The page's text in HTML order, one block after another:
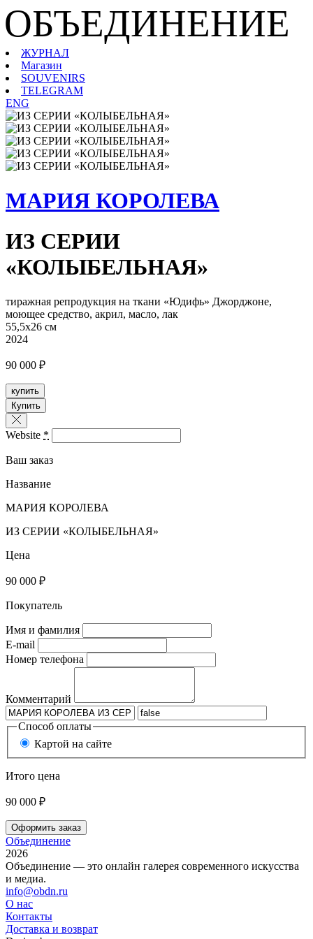
ОБЪЕДИНЕНИЕ
ЖУРНАЛ
Магазин
SOUVENIRS
TELEGRAM
ENG
МАРИЯ КОРОЛЕВА
ИЗ СЕРИИ
«КОЛЫБЕЛЬНАЯ»
тиражная репродукция на ткани «Юдифь» Джорджоне,
моющее средство, акрил, масло, лак
55,5х26 см
2024
90 000 ₽
купить
Купить
Website *
Ваш заказ
Название
МАРИЯ КОРОЛЕВА
ИЗ СЕРИИ «КОЛЫБЕЛЬНАЯ»
Цена
90 000 ₽
Покупатель
Имя и фамилия
E-mail
Номер телефона
Комментарий
Способ оплаты
Картой на сайте
Итого цена
90 000 ₽
Оформить заказ
Объединение
2026
Объединение — это онлайн галерея современного искусства
и медиа.
info@obdn.ru
О нас
Контакты
Доставка и возврат